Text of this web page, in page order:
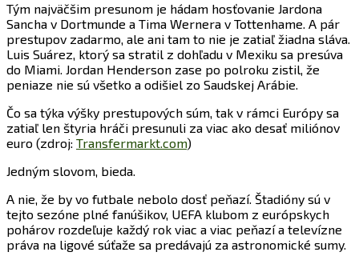
Tým najväčšim presunom je hádam hosťovanie Jardona
Sancha v Dortmunde a Tima Wernera v Tottenhame. A pár
prestupov zadarmo, ale ani tam to nie je zatiaľ žiadna sláva.
Luis Suárez, ktorý sa stratil z dohľadu v Mexiku sa presúva
do Miami. Jordan Henderson zase po polroku zistil, že
peniaze nie sú všetko a odišiel zo Saudskej Arábie.
Čo sa týka výšky prestupových súm, tak v rámci Európy sa
zatiaľ len štyria hráči presunuli za viac ako desať miliónov
euro (zdroj: Transfermarkt.com)
Jedným slovom, bieda.
A nie, že by vo futbale nebolo dosť peňazí. Štadióny sú v
tejto sezóne plné fanúšikov, UEFA klubom z európskych
pohárov rozdeľuje každý rok viac a viac peňazí a televízne
práva na ligové súťaže sa predávajú za astronomické sumy.